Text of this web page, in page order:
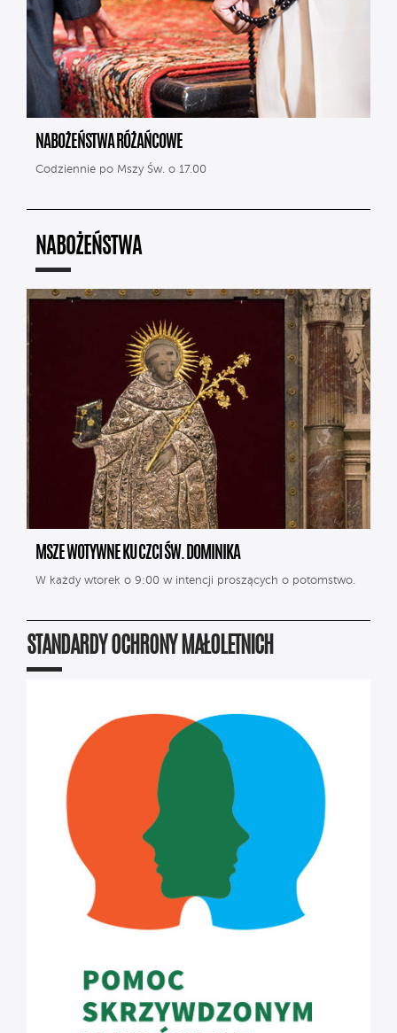
NABOŻEŃSTWA RÓŻAŃCOWE
Codziennie po Mszy Św. o 17.00
NABOŻEŃSTWA
MSZE WOTYWNE KU CZCI ŚW. DOMINIKA
W każdy wtorek o 9:00 w intencji proszących o potomstwo.
STANDARDY OCHRONY MAŁOLETNICH